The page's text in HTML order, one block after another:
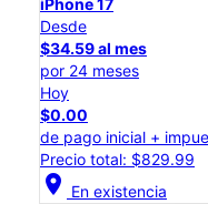
iPhone 17
Desde
$34.59 al mes
por 24 meses
Hoy
$0.00
de pago inicial +
Precio total: $829.99
location_on En existencia